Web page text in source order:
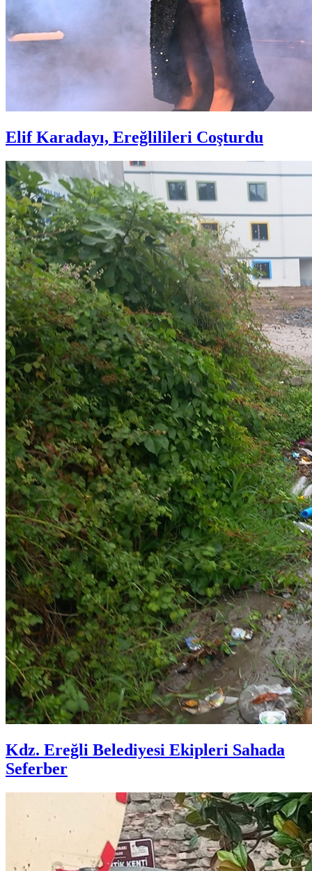
Elif Karadayı, Ereğlilileri Coşturdu
Kdz. Ereğli Belediyesi Ekipleri Sahada
Seferber